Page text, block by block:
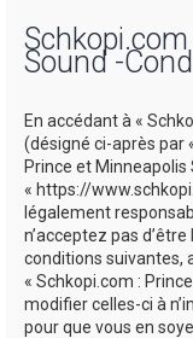
Sound -
En accédant à «
(désigné ci-après par
Prince et Minneapolis
« https://
légalement
n’acceptez pas
conditions suivantes,
« Schkopi.com :
modifier celles-ci à
pour que vous en